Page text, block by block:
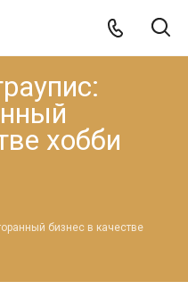
хобби
бизнес в качестве